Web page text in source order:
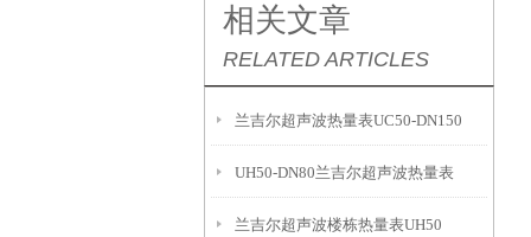
相关文章
RELATED ARTICLES
兰吉尔超声波热量表UC50-DN150
UH50-DN80兰吉尔超声波热量表
兰吉尔超声波楼栋热量表UH50